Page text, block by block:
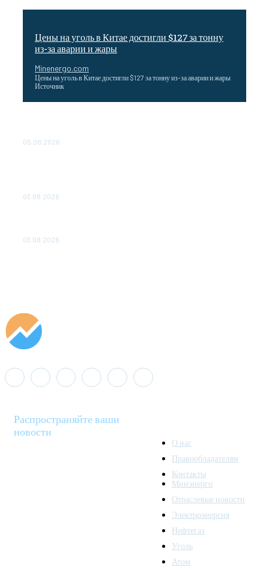
Цены на уголь в Китае достигли $127 за тонну
из-за аварии и жары
Minenergo.com
Цены на уголь в Китае достигли $127 за тонну из-за аварии и жары
Источник
05.08.2026
03.08.2026
03.08.2026
Распространяйте ваши
новости
О нас
Правообладателям
Контакты
Минэнерго
Отраслевые новости
Электроэнергия
Нефтегаз
Уголь
Атом